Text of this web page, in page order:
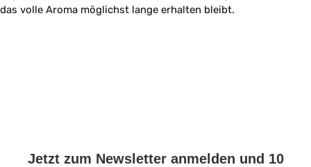
das volle Aroma möglichst lange erhalten bleibt.
Jetzt zum Newsletter anmelden und 10